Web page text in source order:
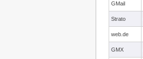
GMail
Strato
web.de
GMX